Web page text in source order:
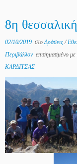
8η
02/10/2019 στοΔράσεις/
Περιβάλλον επισημασμένο με
ΚΑΡΔΙΤΣΑΣ